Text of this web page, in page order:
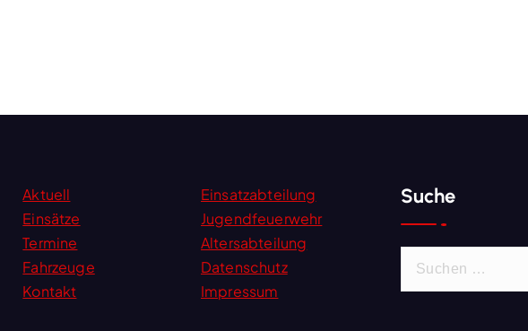
Aktuell
Einsatzabteilung
Einsätze
Jugendfeuerwehr
Termine
Altersabteilung
Fahrzeuge
Datenschutz
Kontakt
Impressum
Suche